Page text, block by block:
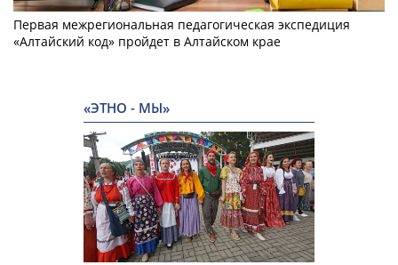
Первая межрегиональная педагогическая экспедиция
«Алтайский код» пройдет в Алтайском крае
«ЭТНО - МЫ»